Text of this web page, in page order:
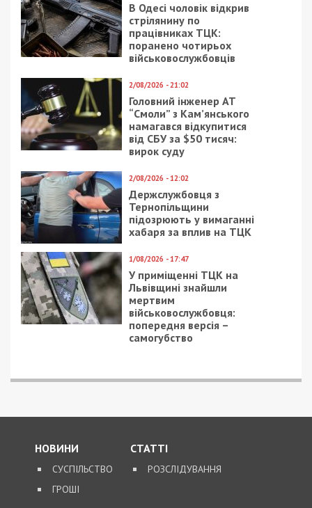
В Одесі чоловік відкрив
стрілянину по
працівниках ТЦК:
поранено чотирьох
військовослужбовців
2/08/2026 - 21:02
Головний інженер АТ
“Смоли” з Кам’янського
намагався відкупитися
від СБУ за $50 тисяч:
вирок суду
2/08/2026 - 12:02
Держслужбовця з
Тернопільщини
підозрюють у вимаганні
хабаря за вплив на ТЦК
1/08/2026 - 17:47
У приміщенні ТЦК на
Львівщині знайшли
мертвим
військовослужбовця:
попередня версія –
самогубство
НОВИНИ
СУСПІЛЬСТВО
ГРОШІ
СТАТТІ
РОЗСЛІДУВАННЯ